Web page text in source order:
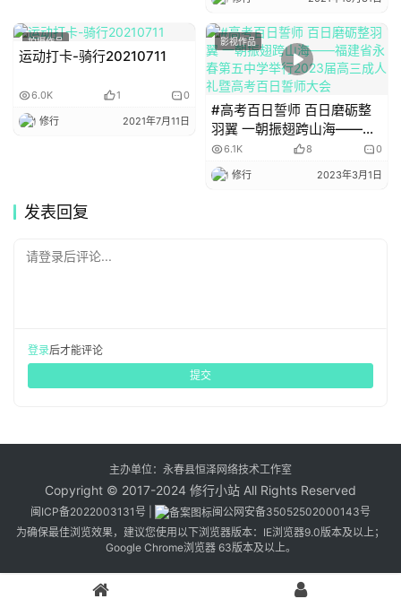
拍摄作品
运动打卡-骑行20210711
6.0K 1 0
修行 2021年7月11日
影视作品
#高考百日誓师 百日磨砺整
羽翼 一朝振翅跨山海——福
建省永春第五中学举行2023
届高三成人礼暨高考百日誓
师大会
6.1K 8 0
修行 2023年3月1日
发表回复
请登录后评论...
登录后才能评论
提交
主办单位：永春县恒泽网络技术工作室
Copyright © 2017-2024 修行小站 All Rights Reserved
闽ICP备2022003131号
闽公网安备35052502000143号
为确保最佳浏览效果，建议您使用以下浏览器版本：IE浏览器9.0版本及以上；
Google Chrome浏览器 63版本及以上。